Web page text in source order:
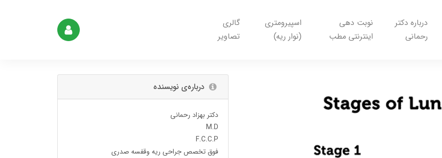
درباره دکتر
رحمانی
نوبت دهی
اینترنتی مطب
اسپیرومتری
(نوار ریه)
گالری
تصاویر
درباره‌ی نویسنده
دکتر بهزاد رحمانی
M.D
F.C.C.P
فوق تخصص جراحی ریه وقفسه صدری